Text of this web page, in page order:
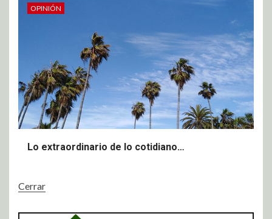
OPINIÓN
Lo extraordinario de lo cotidiano…
Cerrar